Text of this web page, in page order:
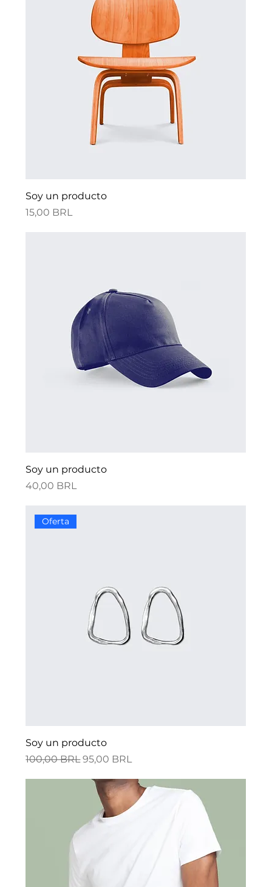
Soy un producto
Precio
15,00 BRL
Soy un producto
Precio
40,00 BRL
Oferta
Soy un producto
Precio
100,00 BRLPrecio de oferta
95,00 BRL